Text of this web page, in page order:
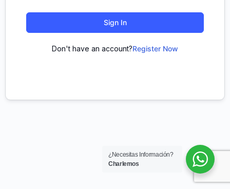
Sign In
Don't have an account?Register Now
¿Necesitas Información?
Charlemos